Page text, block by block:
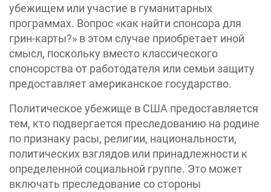
убежищем или участие в гуманитарных
программах. Вопрос «‎как найти спонсора для
грин-карты?»‎ в этом случае приобретает иной
смысл, поскольку вместо классического
спонсорства от работодателя или семьи защиту
предоставляет американское государство.
Политическое убежище в США предоставляется
тем, кто подвергается преследованию на родине
по признаку расы, религии, национальности,
политических взглядов или принадлежности к
определенной социальной группе. Это может
включать преследование со стороны